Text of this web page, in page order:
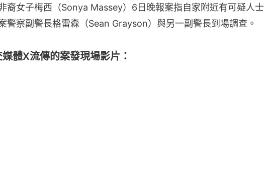
裔女子梅西（Sonya Massey）6日晚報案指自家附近有可疑人士
警察副警長格雷森（Sean Grayson）與另一副警長到場調查。
體X流傳的案發現場影片：